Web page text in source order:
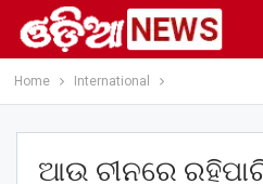
Home International
ଆଉ ଚୀନରେ